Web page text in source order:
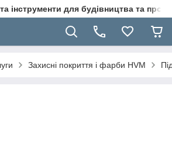
та інструменти для будівництва та
Захисні покриття і фарби HVM